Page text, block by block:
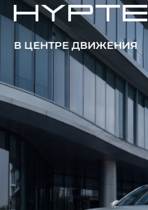
В ЦЕНТРЕ ДВИЖЕНИЯ